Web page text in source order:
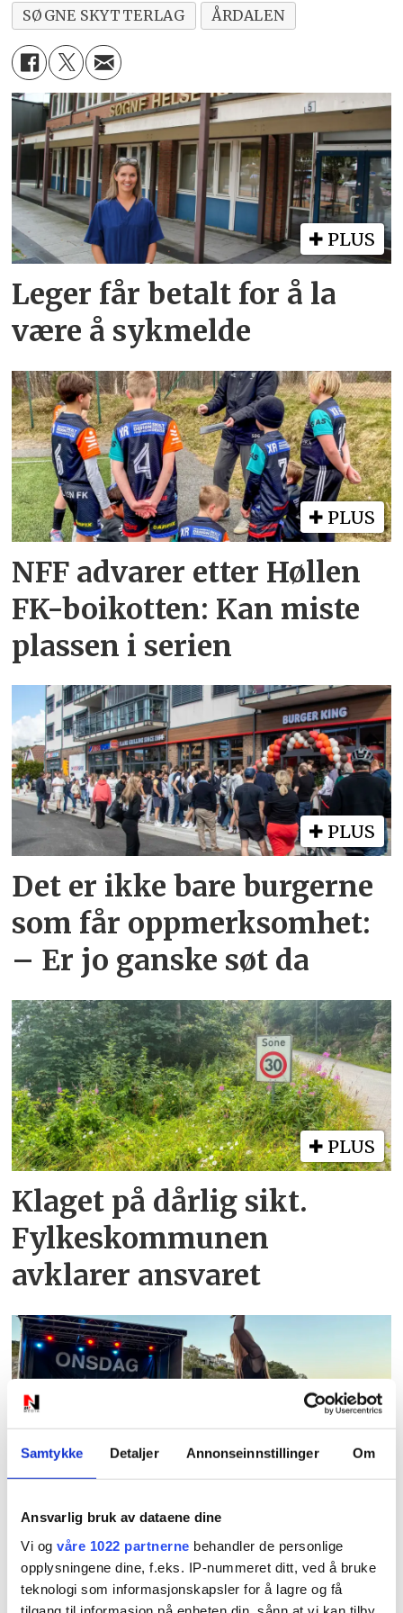
Samtykke Detaljer Annonseinnstillinger Om
Ansvarlig bruk av dataene dine
Vi og våre 1022 partnerne behandler de personlige
opplysningene dine, f.eks. IP-nummeret ditt, ved å bruke
teknologi som informasjonskapsler for å lagre og få
SØGNE SKYTTERLAG ÅRDALEN
PLUS
Leger får betalt for å la
være å sykmelde
PLUS
NFF advarer etter Høllen
FK-boikotten: Kan miste
plassen i serien
PLUS
Det er ikke bare burgerne
som får oppmerksomhet:
– Er jo ganske søt da
PLUS
Klaget på dårlig sikt.
Fylkeskommunen
avklarer ansvaret
PLUS
Høllesanden live:
Onsdagsbandet erstatter
TNT